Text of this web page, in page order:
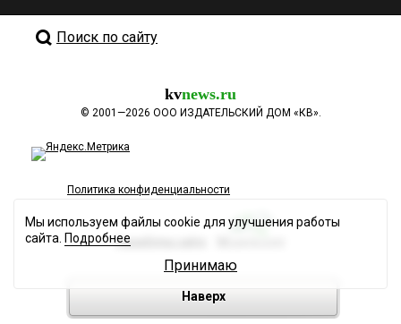
Поиск по сайту
kvnews.ru
© 2001—2026 ООО ИЗДАТЕЛЬСКИЙ ДОМ «КВ».
Политика конфиденциальности
Разработка сайта
Наверх
Мы используем файлы cookie для улучшения работы
сайта. Подробнее
Принимаю